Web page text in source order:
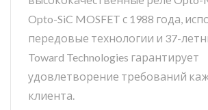
Opto-SiC MOSFET с 1988 года,
передовые технологии и 37-
Toward Technologies гарантирует
удовлетворение требований
клиента.